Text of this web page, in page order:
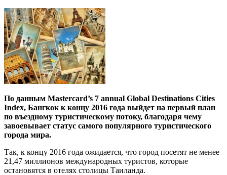
По данным Mastercard’s 7 annual Global Destinations Cities
Index, Бангкок к концу 2016 года выйдет на первый план
по въездному туристическому потоку, благодаря чему
завоевывает статус самого популярного туристического
города мира.
Так, к концу 2016 года ожидается, что город посетят не менее
21,47 миллионов международных туристов, которые
остановятся в отелях столицы Таиланда.